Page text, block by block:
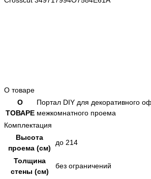
О товаре
О
ТОВАРЕ
Портал DIY для декоративного
межкомнатного проема
Комплектация
Высота
проема (см)
до 214
Толщина
стены (см)
без ограничений